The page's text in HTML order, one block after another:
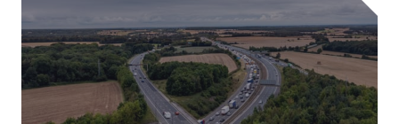
SNAP propojuje vozové parky, řidiče a servisní
partnery se službami, které potřebují. Od
parkování a mytí až po další klíčové služby –
vše je k dispozici na jedné platformě, což